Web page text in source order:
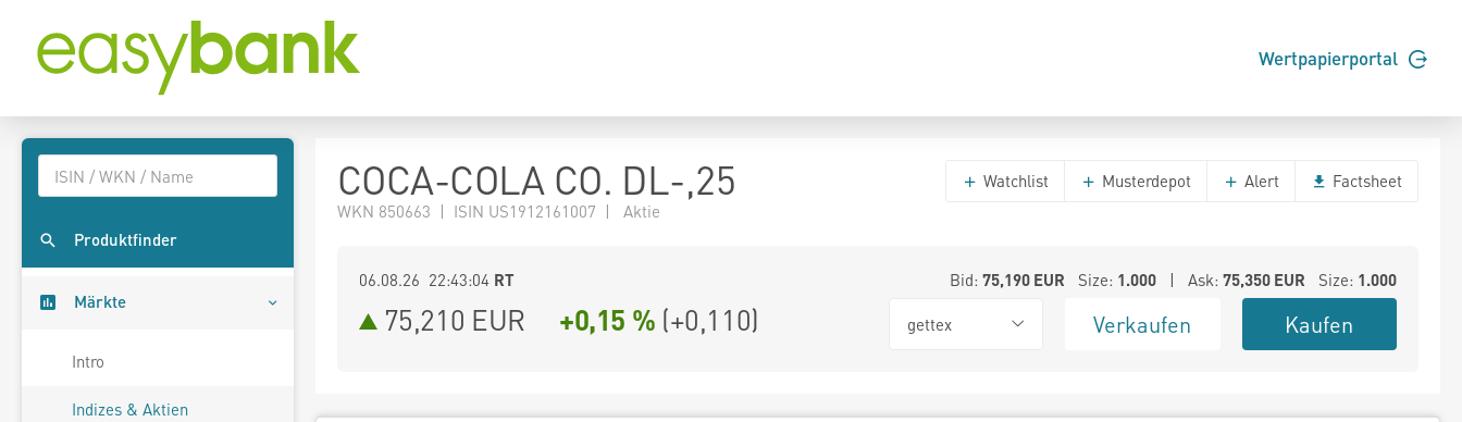
Wertpapierportal
Produktfinder
Märkte
Intro
Indizes & Aktien
COCA-COLA CO. DL-,25
WKN 850663 | ISIN US1912161007 | Aktie
Watchlist Musterdepot Alert Factsheet
06.08.26 22:43:04 RT Bid: 75,190EUR Size: 1.000| Ask: 75,350EUR Size: 1.000
75,210 EUR +0,15 % (+0,110) gettex Verkaufen Kaufen